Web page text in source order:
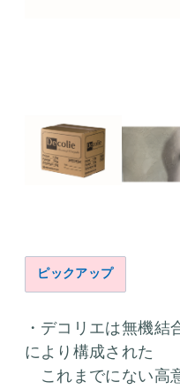
ピックアップ
・デコリエは無機結
により構成された
これまでにない高